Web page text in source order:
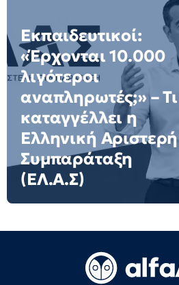
Εκπαιδευτικοί:
«Έρχονται 10.000
λιγότεροι
αναπληρωτές;» – Τι
καταγγέλλει η
Ελληνική Αριστερή
Συμπαράταξη
(ΕΛ.Α.Σ)